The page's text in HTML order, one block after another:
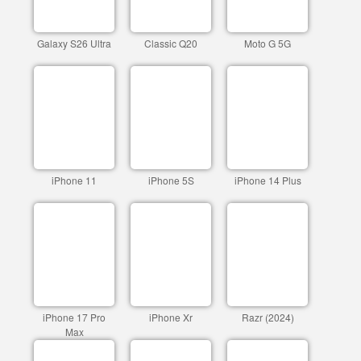
Galaxy S26 Ultra Classic Q20 Moto G 5G
iPhone 11 iPhone 5S iPhone 14 Plus
iPhone 17 Pro
Max
iPhone Xr Razr (2024)